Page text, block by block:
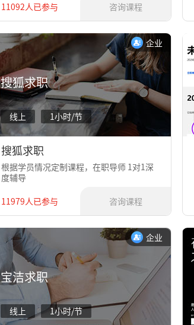
11092人已参与
咨询课程
企业
搜狐求职
线上 1小时/节
搜狐求职
根据学员情况定制课程，在职导师 1对1深
度辅导
11979人已参与
咨询课程
企业
宝洁求职
线上 1小时/节